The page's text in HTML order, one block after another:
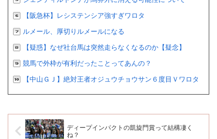
【阪急杯】レシステンシア強すぎワロタ
ルメール、厚切りルメールになる
【疑惑】なぜ社台馬は突然走らなくなるのか【疑念】
競馬で外枠が有利だったことってあんの？
【中山ＧＪ】絶対王者オジュウチョウサン６度目Ｖワロタ
ディープインパクトの凱旋門賞って結構凄く
ね？